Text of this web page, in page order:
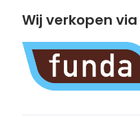
Wij verkopen via